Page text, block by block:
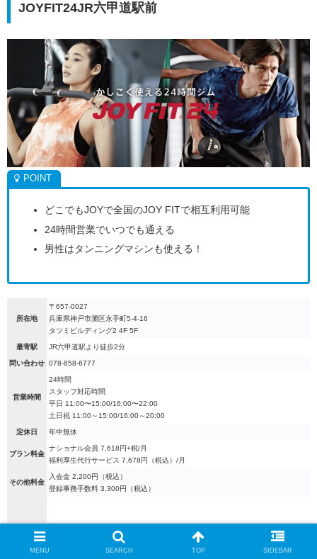
JOYFIT24JR六甲道駅前
どこでもJOYで全国のJOY FITで相互利用可能
24時間営業でいつでも通える
男性はタンニングマシンも使える！
所在地
〒657-0027
兵庫県神戸市灘区永手町5-4-16
タツミビルディング2 4F 5F
最寄駅 JR六甲道駅より徒歩2分
問い合わせ 078-858-6777
営業時間
24時間
スタッフ対応時間
平日 11:00〜15:00/16:00〜22:00
土日祝 11:00～15:00/16:00～20:00
定休日 年中無休
プラン料金
ナショナル会員 7,618円+税/月
福利厚生代行サービス 7,678円（税込）/月
その他料金
入会金 2,200円（税込）
登録事務手数料 3,300円（税込）
MENU SEARCH TOP SIDEBAR